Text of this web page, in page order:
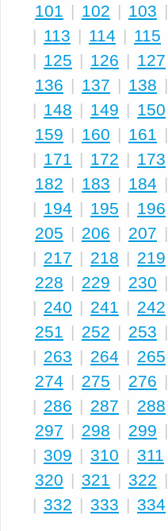
101 | 102 | 103 |
| 113 | 114 | 115
| 125 | 126 | 127
136 | 137 | 138 |
| 148 | 149 | 150
159 | 160 | 161 |
| 171 | 172 | 173
182 | 183 | 184 |
| 194 | 195 | 196
205 | 206 | 207 |
| 217 | 218 | 219
228 | 229 | 230 |
| 240 | 241 | 242
251 | 252 | 253 |
| 263 | 264 | 265
274 | 275 | 276 |
| 286 | 287 | 288
297 | 298 | 299 |
| 309 | 310 | 311
320 | 321 | 322 |
| 332 | 333 | 334